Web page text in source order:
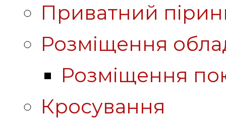
Приватний
Розміщення
Розміщення
Кросування